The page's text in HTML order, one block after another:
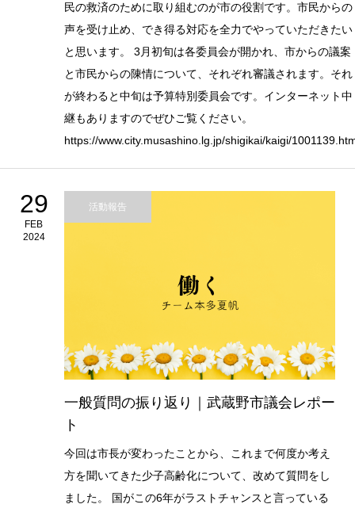
民の救済のために取り組むのが市の役割です。市民からの
声を受け止め、でき得る対応を全力でやっていただきたい
と思います。 3月初旬は各委員会が開かれ、市からの議案
と市民からの陳情について、それぞれ審議されます。それ
が終わると中旬は予算特別委員会です。インターネット中
継もありますのでぜひご覧ください。
https://www.city.musashino.lg.jp/shigikai/kaigi/
29
FEB
2024
活動報告
一般質問の振り返り｜武蔵野市議会レポー
ト
今回は市長が変わったことから、これまで何度か考え
方を聞いてきた少子高齢化について、改めて質問をし
ました。 国がこの6年がラストチャンスと言っている